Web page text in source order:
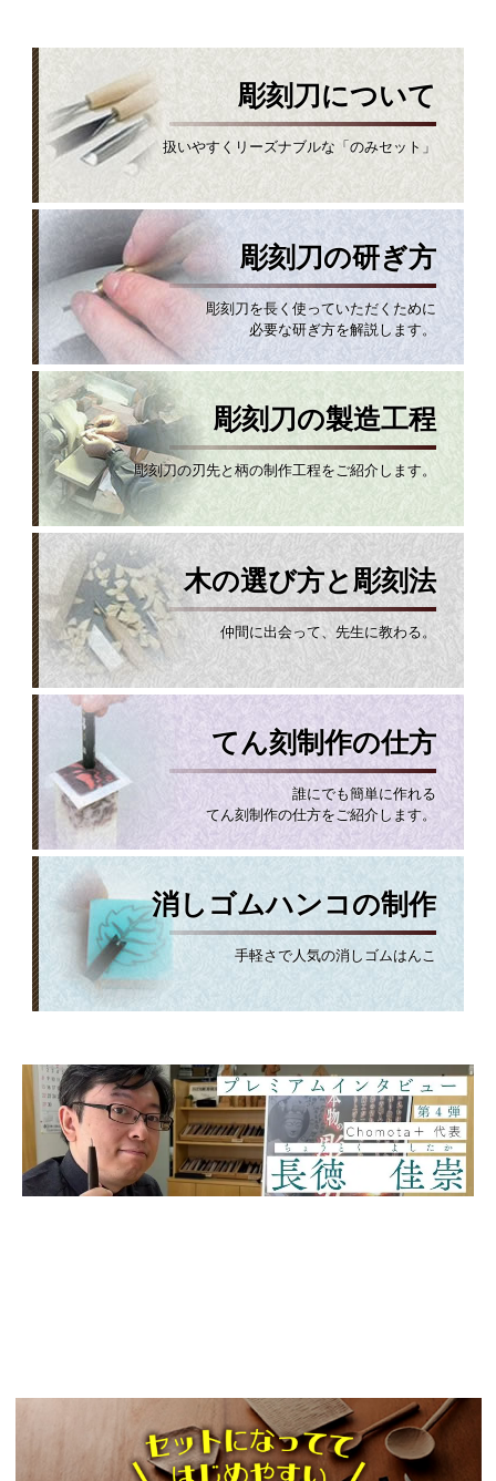
彫刻刀について
扱いやすくリーズナブルな「のみセット」
彫刻刀の研ぎ方
彫刻刀を長く使っていただくために
必要な研ぎ方を解説します。
彫刻刀の製造工程
彫刻刀の刃先と柄の制作工程をご紹介します。
木の選び方と彫刻法
仲間に出会って、先生に教わる。
てん刻制作の仕方
誰にでも簡単に作れる
てん刻制作の仕方をご紹介します。
消しゴムハンコの制作
手軽さで人気の消しゴムはんこ